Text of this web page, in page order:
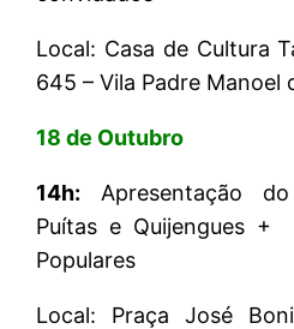
Local: Casa de Cultura
645 – Vila Padre Manoel
18 de Outubro
14h: Apresentação
Puítas e Quijengues +
Populares
Local: Praça José